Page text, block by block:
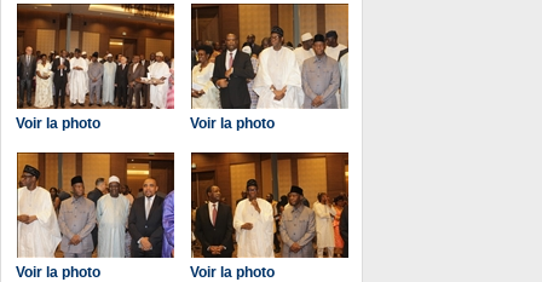
Voir la photo Voir la photo
Voir la photo Voir la photo